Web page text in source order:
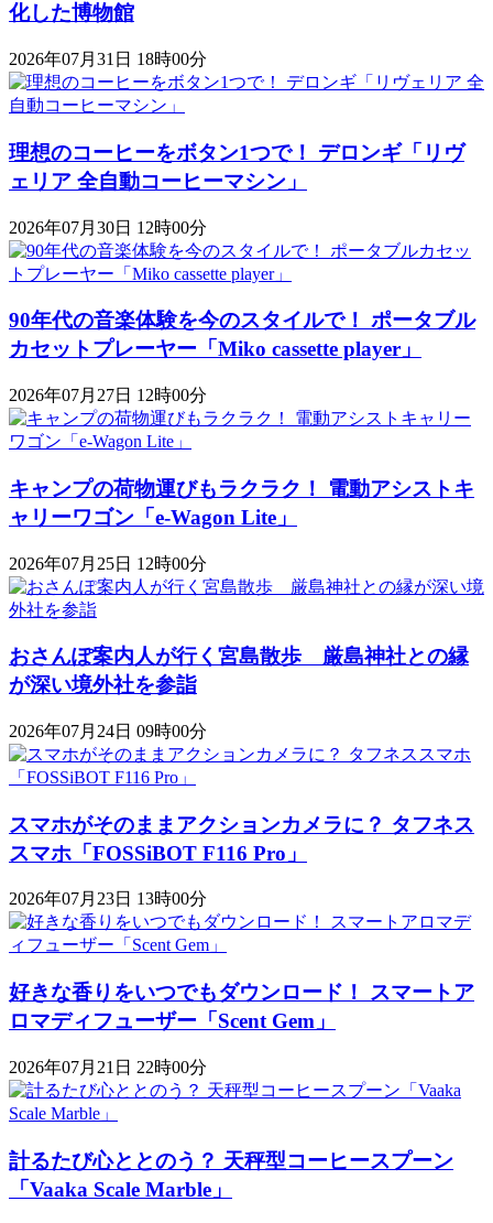
化した博物館
2026年07月31日 18時00分
理想のコーヒーをボタン1つで！ デロンギ「リヴ
ェリア 全自動コーヒーマシン」
2026年07月30日 12時00分
90年代の音楽体験を今のスタイルで！ ポータブル
カセットプレーヤー「Miko cassette player」
2026年07月27日 12時00分
キャンプの荷物運びもラクラク！ 電動アシストキ
ャリーワゴン「​​e-Wagon Lite」
2026年07月25日 12時00分
おさんぽ案内人が行く宮島散歩 厳島神社との縁
が深い境外社を参詣
2026年07月24日 09時00分
スマホがそのままアクションカメラに？ タフネス
スマホ「FOSSiBOT F116 Pro」
2026年07月23日 13時00分
好きな香りをいつでもダウンロード！ スマートア
ロマディフューザー「Scent Gem」
2026年07月21日 22時00分
計るたび心ととのう？ 天秤型コーヒースプーン
「Vaaka Scale Marble」